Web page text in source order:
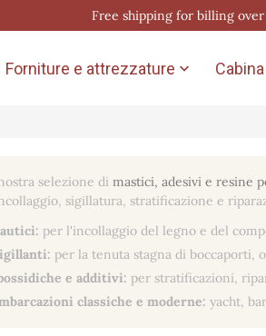
Free shipping for billing over
Forniture e attrezzature 
selezione di mastici, adesivi e resine
sigillatura, stratificazione e
per l'incollaggio del legno e del
per la tenuta stagna di boccaporti,
e additivi: per stratificazioni,
classiche e moderne: yacht,